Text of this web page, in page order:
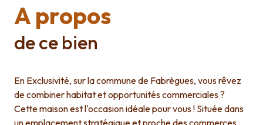
A propos
de ce bien
En Exclusivité, sur la commune de Fabrègues, vous rêvez
de combiner habitat et opportunités commerciales ?
Cette maison est l'occasion idéale pour vous ! Située dans